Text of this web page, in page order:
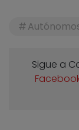
Sigue a